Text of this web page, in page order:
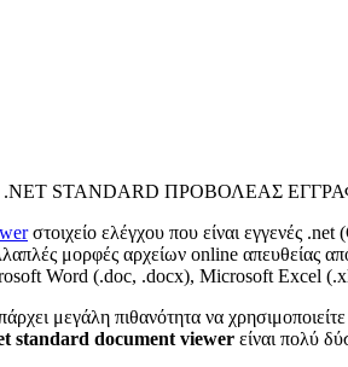
| .NET STANDARD ΠΡΟΒΟΛΕΑΣ
στοιχείο ελέγχου που είναι εγγενές
μορφές αρχείων online απευθείας
Word (.doc, .docx), Microsoft Excel
μεγάλη πιθανότητα να
standard document viewer είναι πολύ